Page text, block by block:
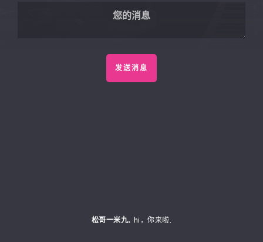
发送消息
松哥一米九. hi，你来啦.